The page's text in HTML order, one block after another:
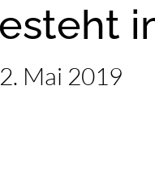
Mai 2019